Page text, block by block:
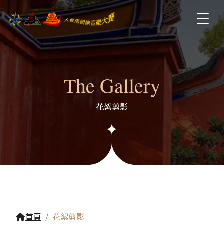
The Gallery
花絮剪影
首頁 花絮剪影